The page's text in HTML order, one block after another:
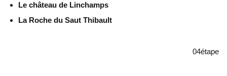
Le château de Linchamps
La Roche du Saut Thibault
04étape